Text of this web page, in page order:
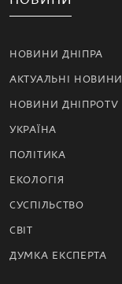
НОВИНИ ДНІПРА
АКТУАЛЬНІ НОВИНИ
НОВИНИ ДНІПРОTV
УКРАЇНА
ПОЛІТИКА
ЕКОЛОГІЯ
СУСПІЛЬСТВО
СВІТ
ДУМКА ЕКСПЕРТА